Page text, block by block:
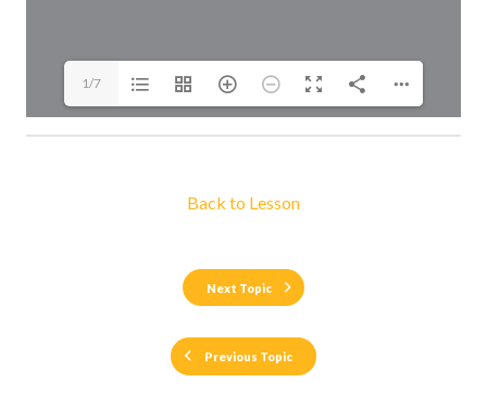
1/7
Previous Topic
Back to Lesson
Next Topic